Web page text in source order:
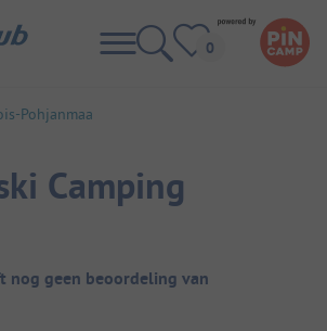
Pohjanmaa
Camping
nog geen beoordeling van